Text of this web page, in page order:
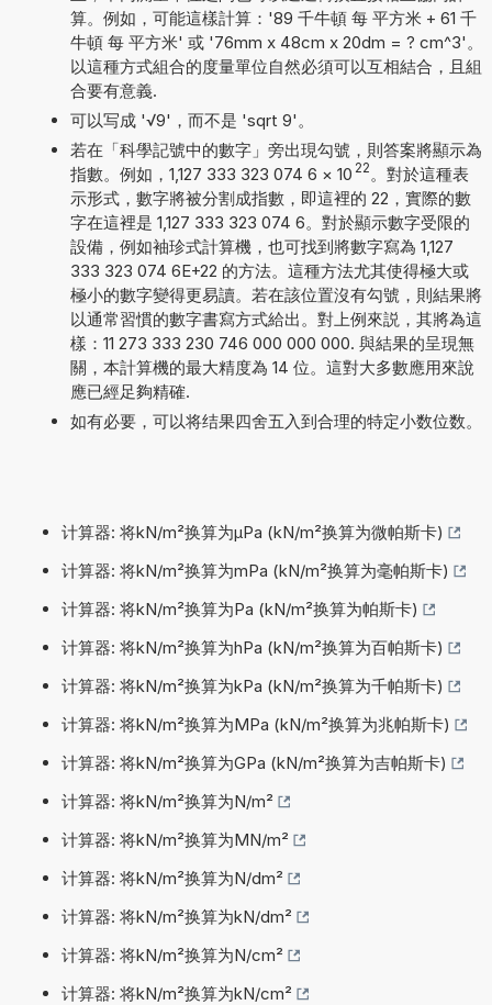
算。例如，可能這樣計算：'89 千牛頓 每 平方米 + 61 千
牛頓 每 平方米' 或 '76mm x 48cm x 20dm = ? cm^3'。
以這種方式組合的度量單位自然必須可以互相結合，且組
合要有意義.
可以写成 '√9'，而不是 'sqrt 9'。
若在「科學記號中的數字」旁出現勾號，則答案將顯示為
指數。例如，1,127 333 323 074 6 × 10 22 。對於這種表
示形式，數字將被分割成指數，即這裡的 22，實際的數
字在這裡是 1,127 333 323 074 6。對於顯示數字受限的
設備，例如袖珍式計算機，也可找到將數字寫為 1,127
333 323 074 6E+22 的方法。這種方法尤其使得極大或
極小的數字變得更易讀。若在該位置沒有勾號，則結果將
以通常習慣的數字書寫方式給出。對上例來説，其將為這
樣：11 273 333 230 746 000 000 000. 與結果的呈現無
關，本計算機的最大精度為 14 位。這對大多數應用來說
應已經足夠精確.
如有必要，可以将结果四舍五入到合理的特定小数位数。
计算器: 将kN/m²换算为µPa (kN/m²换算为微帕斯卡)
计算器: 将kN/m²换算为mPa (kN/m²换算为毫帕斯卡)
计算器: 将kN/m²换算为Pa (kN/m²换算为帕斯卡)
计算器: 将kN/m²换算为hPa (kN/m²换算为百帕斯卡)
计算器: 将kN/m²换算为kPa (kN/m²换算为千帕斯卡)
计算器: 将kN/m²换算为MPa (kN/m²换算为兆帕斯卡)
计算器: 将kN/m²换算为GPa (kN/m²换算为吉帕斯卡)
计算器: 将kN/m²换算为N/m²
计算器: 将kN/m²换算为MN/m²
计算器: 将kN/m²换算为N/dm²
计算器: 将kN/m²换算为kN/dm²
计算器: 将kN/m²换算为N/cm²
计算器: 将kN/m²换算为kN/cm²